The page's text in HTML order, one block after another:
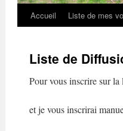
Accueil Liste de mes
Liste de
Pour vous inscrire sur
et je vous inscrirai